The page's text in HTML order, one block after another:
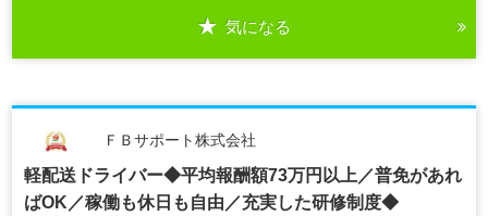
気になる
ＦＢサポート株式会社
軽配送ドライバー◆平均報酬額73万円以上／普免があれ
ばOK／稼働も休日も自由／充実した研修制度◆